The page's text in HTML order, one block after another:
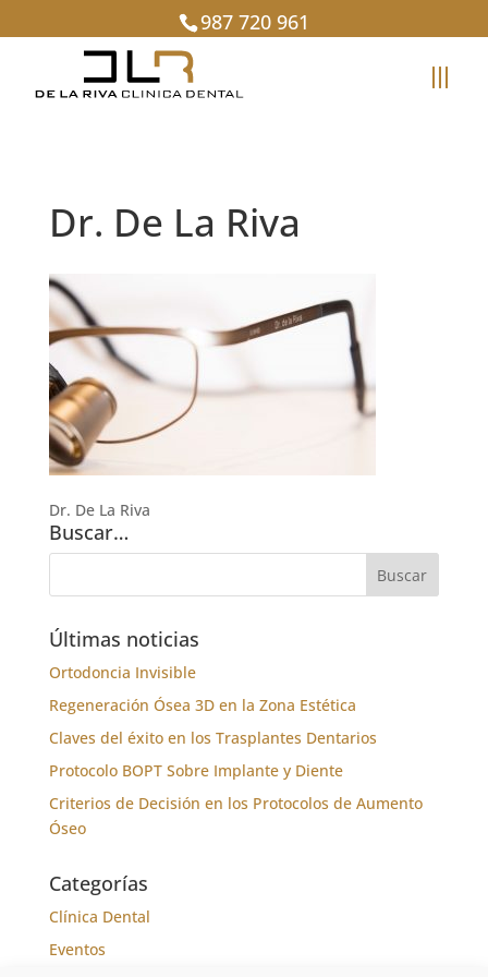
987 720 961
Dr. De La Riva
Dr. De La Riva
Buscar…
Últimas noticias
Ortodoncia Invisible
Regeneración Ósea 3D en la Zona Estética
Claves del éxito en los Trasplantes Dentarios
Protocolo BOPT Sobre Implante y Diente
Criterios de Decisión en los Protocolos de Aumento
Óseo
Categorías
Clínica Dental
Eventos